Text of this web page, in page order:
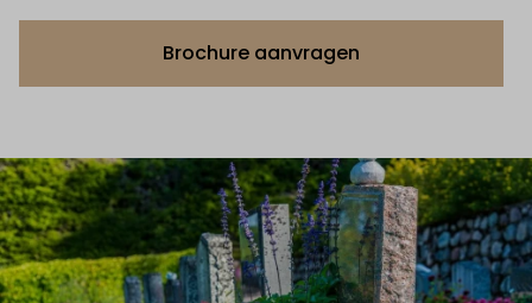
Brochure aanvragen